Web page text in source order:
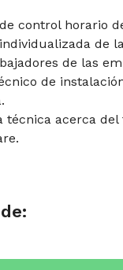
control horario
de
de las
de
técnica acerca